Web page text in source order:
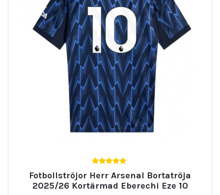
av 5
Fotbollströjor Herr Arsenal Bortatröja
2025/26 Kortärmad Eberechi Eze 10